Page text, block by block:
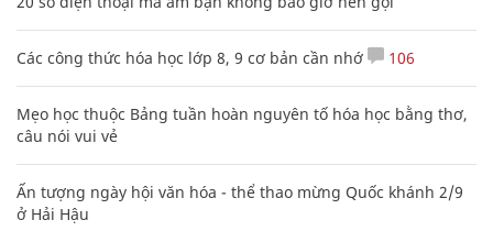
Các công thức hóa học lớp 8, 9 cơ bản cần nhớ 106
Mẹo học thuộc Bảng tuần hoàn nguyên tố hóa học bằng thơ,
câu nói vui vẻ
Ấn tượng ngày hội văn hóa - thể thao mừng Quốc khánh 2/9
ở Hải Hậu